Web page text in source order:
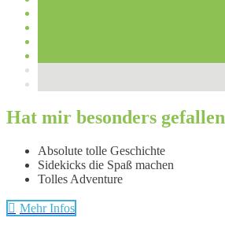
Hat mir besonders gefallen
Absolute tolle Geschichte
Sidekicks die Spaß machen
Tolles Adventure
Mehr Infos